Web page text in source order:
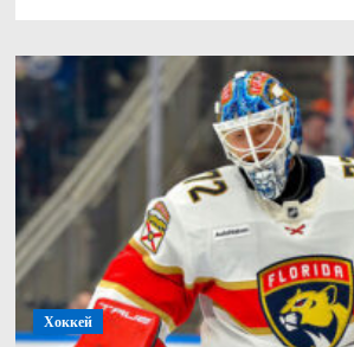
Бобровский:
буду
учиться
игре
хоккей
всю
жизнь
Хоккей